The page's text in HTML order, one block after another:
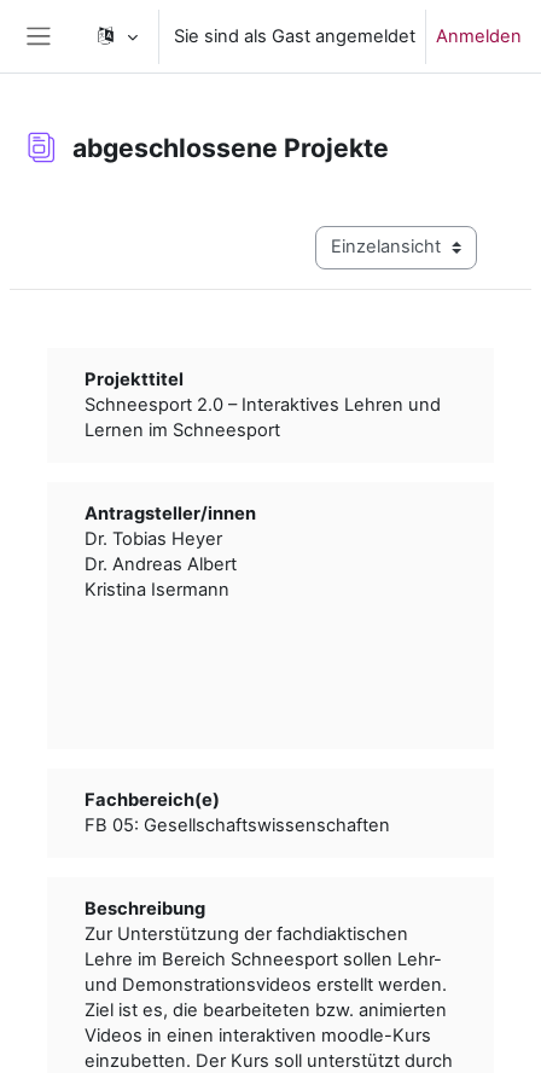
Website-Übersicht
Sie sind als Gast angemeldet Anmelden
abgeschlossene Projekte
Modus Tertiärnavigation
Projekttitel
Schneesport 2.0 – Interaktives Lehren und
Lernen im Schneesport
Antragsteller/­­innen
Dr. Tobias Heyer
Dr. Andreas Albert
Kristina Isermann
Fachbereich(e)
FB 05: Gesellschaftswissenschaften
Beschreibung
Zur Unterstützung der fachdiaktischen
Lehre im Bereich Schneesport sollen Lehr-
und Demonstrationsvideos erstellt werden.
Ziel ist es, die bearbeiteten bzw. animierten
Videos in einen interaktiven moodle-Kurs
einzubetten. Der Kurs soll unterstützt durch